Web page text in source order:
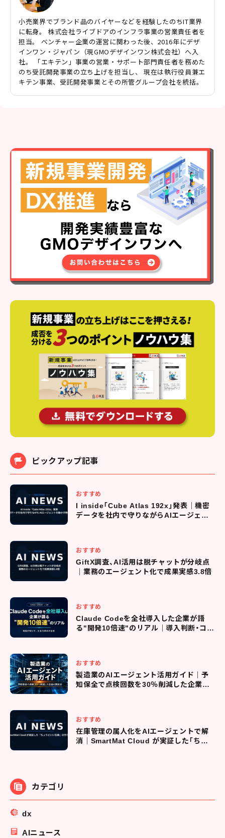
小売業界でブランド品のバイヤーなどを経験したのちIT業界
に転身。 株式会社ライブドアのインフラ事業の営業責任者を
担当。 ベンチャー企業の運営に関わった後、2016年にデザ
インワン・ジャパン（現GMOデザインワン株式会社）へ入
社。 「エキテン」事業の営業・サポート部門責任者を務めた
のち受託開発事業の立ち上げを担当し、 現在は執行役員兼エ
キテン事業、受託開発事業とその所管グループ会社を統括。
ピックアップ記事
おすすめ
I inside「Cube Atlas 192x」発表｜機密
データを社内で守りながらAIエージェン
おすすめ
GiftX調査、AI活用は脱チャットが分岐点
｜業務のエージェント化で成果実感3.8倍
おすすめ
Claude Codeを全社導入した企業が語
る"開発10倍速"のリアル｜導入判断・コス
おすすめ
製造業のAIエージェント活用ガイド｜予
知保全で点検回数を30％削減した企業の
おすすめ
在庫管理の属人化をAIエージェントで解
消｜SmartMat Cloud が実証した「ちょ
カテゴリ
dx
AIニュース